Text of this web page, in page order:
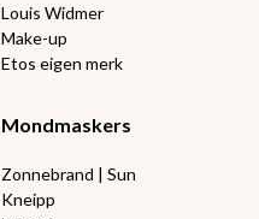
Louis Widmer
Make-up
Etos eigen merk
Mondmaskers
Zonnebrand | Sun
Kneipp